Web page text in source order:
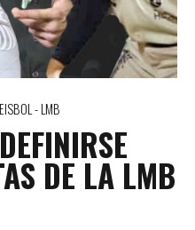
- LMB
DE LA LMB